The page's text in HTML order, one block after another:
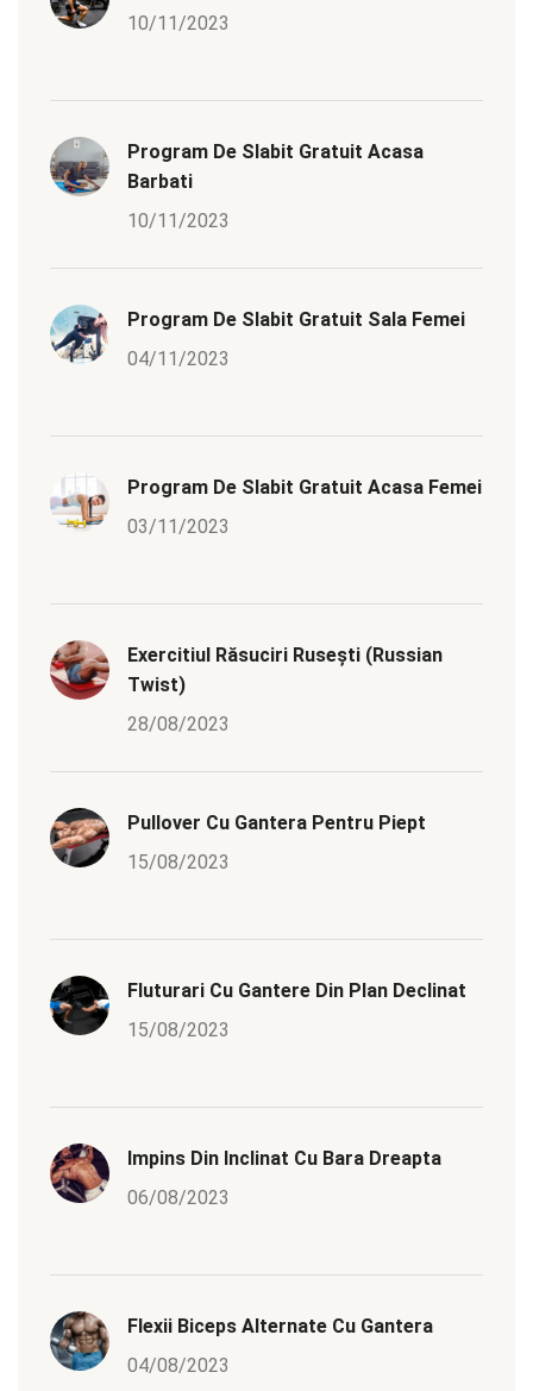
10/11/2023
Program De Slabit Gratuit Acasa
Barbati
10/11/2023
Program De Slabit Gratuit Sala Femei
04/11/2023
Program De Slabit Gratuit Acasa Femei
03/11/2023
Exercitiul Răsuciri Rusești (Russian
Twist)
28/08/2023
Pullover Cu Gantera Pentru Piept
15/08/2023
Fluturari Cu Gantere Din Plan Declinat
15/08/2023
Impins Din Inclinat Cu Bara Dreapta
06/08/2023
Flexii Biceps Alternate Cu Gantera
04/08/2023